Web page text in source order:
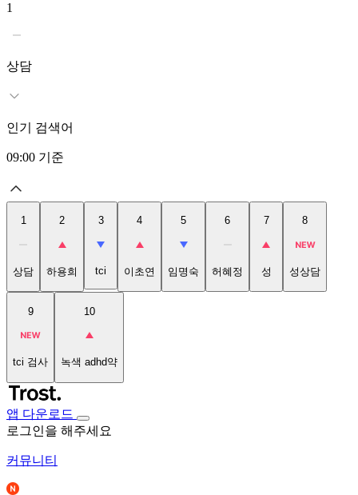
1
상담
인기 검색어
09:00 기준
1
상담
2
하용희
3
tci
4
이초연
5
임명숙
6
허혜정
7
성
8
성상담
9
tci 검사
10
녹색 adhd약
앱 다운로드
로그인을 해주세요
커뮤니티